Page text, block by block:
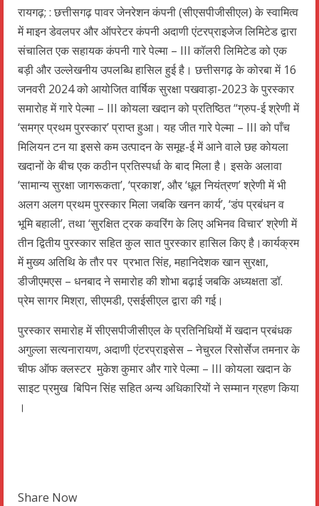
रायगढ़; : छत्तीसगढ़ पावर जेनरेशन कंपनी (सीएसपीजीसीएल) के स्वामित्व
में माइन डेवलपर और ऑपरेटर कंपनी अदाणी एंटरप्राइजेज लिमिटेड द्वारा
संचालित एक सहायक कंपनी गारे पेल्मा – III कॉलरी लिमिटेड को एक
बड़ी और उल्लेखनीय उपलब्धि हासिल हुई है। छत्तीसगढ़ के कोरबा में 16
जनवरी 2024 को आयोजित वार्षिक सुरक्षा पखवाड़ा-2023 के पुरस्कार
समारोह में गारे पेल्मा – III कोयला खदान को प्रतिष्ठित “ग्रुप-ई श्रेणी में
‘समग्र प्रथम पुरस्कार’ प्राप्त हुआ। यह जीत गारे पेल्मा – III को पाँच
मिलियन टन या इससे कम उत्पादन के समूह-ई में आने वाले छह कोयला
खदानों के बीच एक कठीन प्रतिस्पर्धा के बाद मिला है। इसके अलावा
‘सामान्य सुरक्षा जागरूकता’, ‘प्रकाश’, और ‘धूल नियंत्रण’ श्रेणी में भी
अलग अलग प्रथम पुरस्कार मिला जबकि खनन कार्य’, ‘डंप प्रबंधन व
भूमि बहाली’, तथा ‘सुरक्षित ट्रक कवरिंग के लिए अभिनव विचार’ श्रेणी में
तीन द्वितीय पुरस्कार सहित कुल सात पुरस्कार हासिल किए है।कार्यक्रम
में मुख्य अतिथि के तौर पर प्रभात सिंह, महानिदेशक खान सुरक्षा,
डीजीएमएस – धनबाद ने समारोह की शोभा बढ़ाई जबकि अध्यक्षता डॉ.
प्रेम सागर मिश्रा, सीएमडी, एसईसीएल द्वारा की गई।
पुरस्कार समारोह में सीएसपीजीसीएल के प्रतिनिधियों में खदान प्रबंधक
अगुल्ला सत्यनारायण, अदाणी एंटरप्राइसेस – नेचुरल रिसोर्सेज तमनार के
चीफ ऑफ क्लस्टर मुकेश कुमार और गारे पेल्मा – III कोयला खदान के
साइट प्रमुख बिपिन सिंह सहित अन्य अधिकारियों ने सम्मान ग्रहण किया
।
Share Now